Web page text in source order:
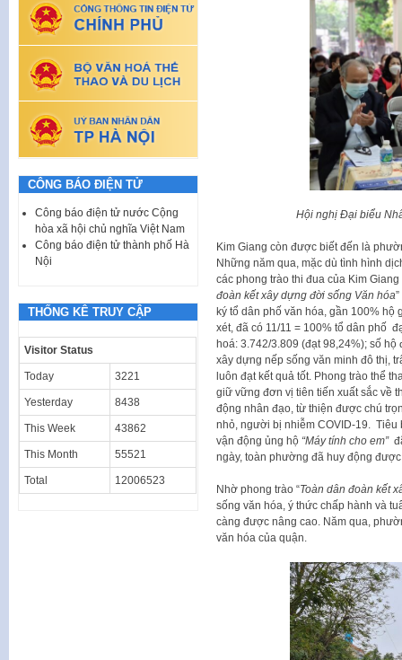
Hội nghị Đại biểu
Kim Giang còn được biết đến là
Những năm qua, mặc dù tình hình
các phong trào thi đua của Kim
đoàn kết xây dựng đời sống Văn hóa
ký tổ dân phố văn hóa, gần 100%
xét, đã có 11/11 = 100% tổ dân phố
hoá: 3.742/3.809 (đạt 98,24%); số
xây dựng nếp sống văn minh đô thị,
luôn đạt kết quả tốt. Phong trào thể
giữ vững đơn vị tiên tiến xuất sắc về
động nhân đạo, từ thiện được chú
nhỏ, người bị nhiễm COVID-19. Tiêu
vận động ủng hộ “Máy tính cho em”
ngày, toàn phường đã huy động
Nhờ phong trào “Toàn dân đoàn kết
sống văn hóa, ý thức chấp hành và
càng được nâng cao. Năm qua,
văn hóa của quận.
CÔNG BÁO ĐIỆN TỬ
Công báo điện tử nước Cộng
hòa xã hội chủ nghĩa Việt Nam
Công báo điện tử thành phố Hà
Nội
THỐNG KÊ TRUY CẬP
Visitor Status
Today 3221
Yesterday 8438
This Week 43862
This Month 55521
Total 12006523